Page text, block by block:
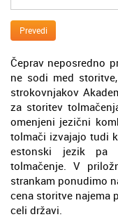
Prevedi
Čeprav neposredno
ne sodi med
strokovnjakov
za storitev
omenjeni jezični
tolmači izvajajo tudi
estonski jezik pa
tolmačenje. V
strankam ponudimo
cena storitve najema
celi državi.